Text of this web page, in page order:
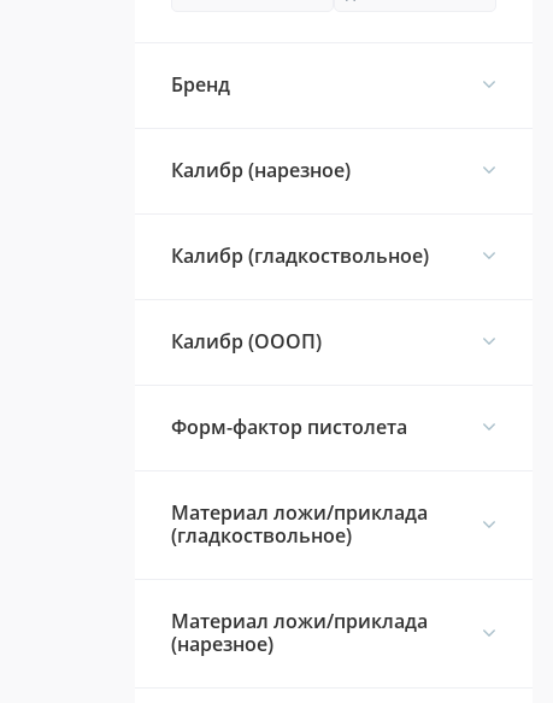
Брeнд
Калибр (нарезное)
Калибр (гладкоствольное)
Калибр (ОООП)
Форм-фактор пистолета
Материал ложи/приклада
(гладкоствольное)
Материал ложи/приклада
(нарезное)